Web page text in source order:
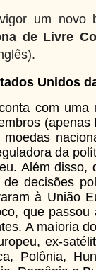
um novo
de Livre
Unidos
com
da
Além disso,
de decisões
à União
que
A maioria
ex-
Polônia,